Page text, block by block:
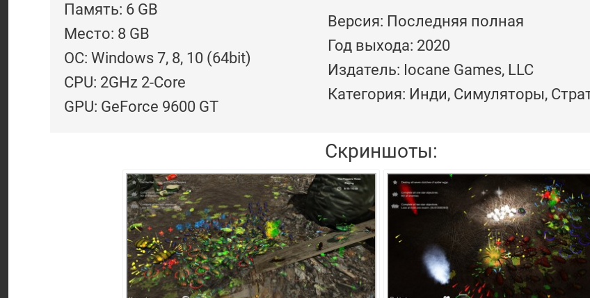
Память: 6 GB
Место: 8 GB
ОС: Windows 7, 8, 10 (64bit)
CPU: 2GHz 2-Core
GPU: GeForce 9600 GT
Версия: Последняя полная
Год выхода: 2020
Издатель: Iocane Games, LLC
Категория: Инди, Симуляторы,
Скриншоты: